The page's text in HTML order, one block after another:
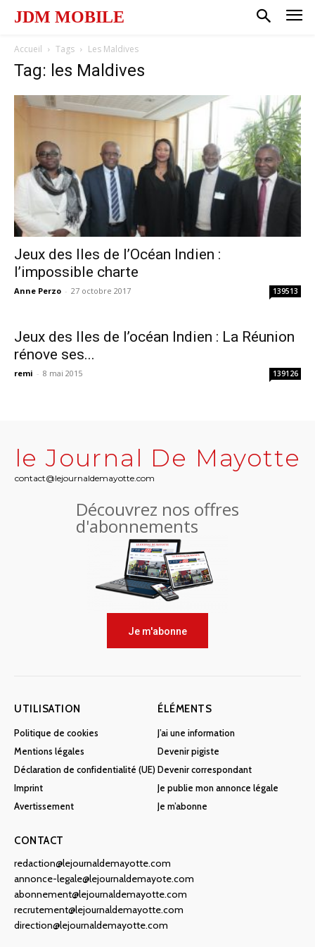
JDM MOBILE
Accueil Tags Les Maldives
Tag: les Maldives
Jeux des Iles de l’Océan Indien :
l’impossible charte
Anne Perzo - 27 octobre 2017 139513
Jeux des Iles de l’océan Indien : La Réunion
rénove ses...
remi - 8 mai 2015 139126
le Journal De Mayotte
contact@lejournaldemayotte.com
Découvrez nos offres
d'abonnements
Je m'abonne
UTILISATION
Politique de cookies
Mentions légales
Déclaration de confidentialité (UE)
Imprint
Avertissement
ÉLÉMENTS
J’ai une information
Devenir pigiste
Devenir correspondant
Je publie mon annonce légale
Je m’abonne
CONTACT
redaction@lejournaldemayotte.com
annonce-legale@lejournaldemayote.com
abonnement@lejournaldemayotte.com
recrutement@lejournaldemayotte.com
direction@lejournaldemayotte.com